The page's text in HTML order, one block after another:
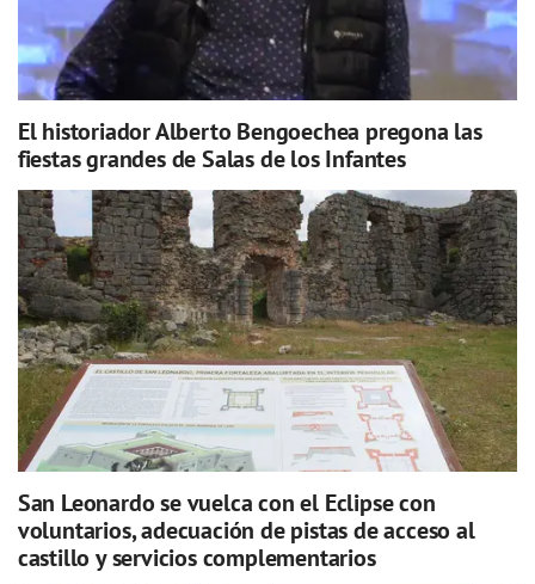
El historiador Alberto Bengoechea pregona las
fiestas grandes de Salas de los Infantes
San Leonardo se vuelca con el Eclipse con
voluntarios, adecuación de pistas de acceso al
castillo y servicios complementarios